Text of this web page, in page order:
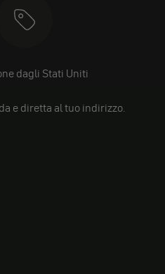
dagli Stati Uniti
e diretta al tuo indirizzo.